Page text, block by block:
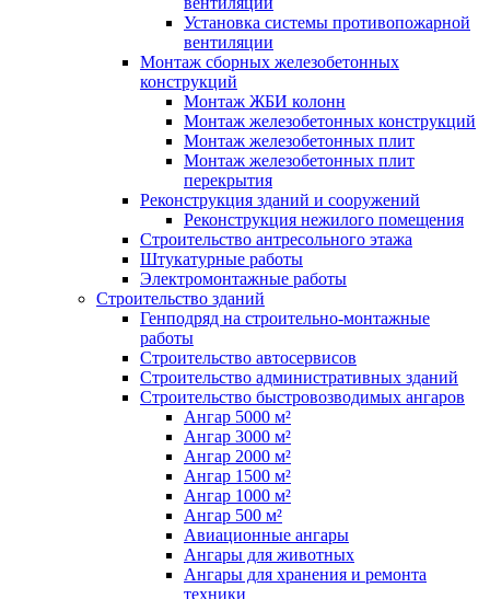
Установка системы противопожарной
вентиляции
Монтаж сборных железобетонных
конструкций
Монтаж ЖБИ колонн
Монтаж железобетонных конструкций
Монтаж железобетонных плит
Монтаж железобетонных плит
перекрытия
Реконструкция зданий и сооружений
Реконструкция нежилого помещения
Строительство антресольного этажа
Штукатурные работы
Электромонтажные работы
Строительство зданий
Генподряд на строительно-монтажные
работы
Строительство автосервисов
Строительство административных зданий
Строительство быстровозводимых ангаров
Ангар 5000 м²
Ангар 3000 м²
Ангар 2000 м²
Ангар 1500 м²
Ангар 1000 м²
Ангар 500 м²
Авиационные ангары
Ангары для животных
Ангары для хранения и ремонта
техники